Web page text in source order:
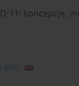
11: koncepcje,
(PDF)